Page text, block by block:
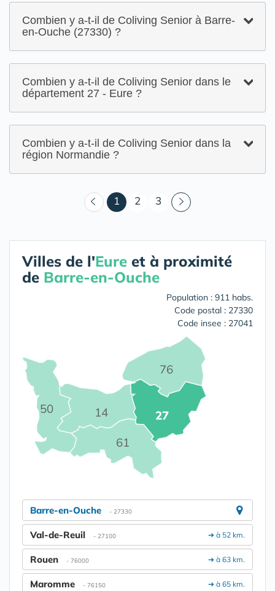
Combien y a-t-il de Coliving Senior à Barre-
en-Ouche (27330) ?
Combien y a-t-il de Coliving Senior dans le
département 27 - Eure ?
Combien y a-t-il de Coliving Senior dans la
région Normandie ?
1 (courant)
2 3
Villes de l'Eure et à proximité
de Barre-en-Ouche
Population : 911 habs.
Code postal : 27330
Code insee : 27041
14 27
50
61
76
Barre-en-Ouche - 27330
➔ à 52 km.
Val-de-Reuil - 27100
➔ à 63 km.
Rouen - 76000
➔ à 65 km.
Maromme - 76150